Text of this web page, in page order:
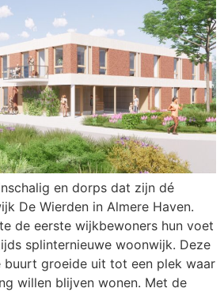
en dorps dat zijn dé
De Wierden in Almere Haven.
de eerste wijkbewoners hun voet
splinternieuwe woonwijk. Deze
buurt groeide uit tot een plek waar
willen blijven wonen. Met de